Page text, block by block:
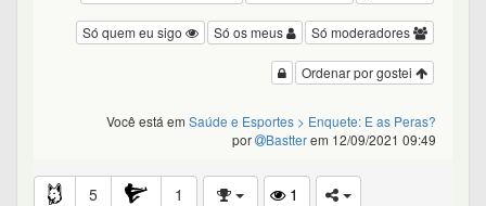
Só moderadores
Só os meus
Só quem eu sigo
Ordenar por gostei
Você está em Saúde e Esportes > Enquete: E as Peras?
por
Bastterem 12/09/2021 09:49
5 1
1